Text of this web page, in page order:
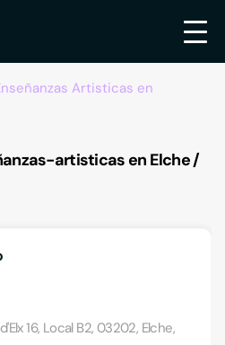
Artisticas en
artisticas en Elche /
16, Local B2, 03202, Elche,